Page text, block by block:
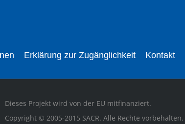
Erklärung zur Zugänglichkeit Kontakt
Dieses Projekt wird von der EU mitfinanziert.
Copyright © 2005-2015 SACR. Alle Rechte vorbehalten.